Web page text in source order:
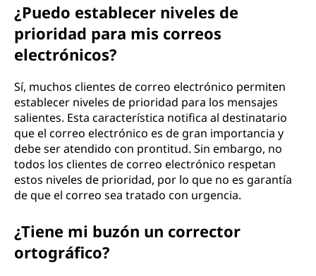
¿Puedo establecer niveles de
prioridad para mis correos
electrónicos?
Sí, muchos clientes de correo electrónico permiten
establecer niveles de prioridad para los mensajes
salientes. Esta característica notifica al destinatario
que el correo electrónico es de gran importancia y
debe ser atendido con prontitud. Sin embargo, no
todos los clientes de correo electrónico respetan
estos niveles de prioridad, por lo que no es garantía
de que el correo sea tratado con urgencia.
¿Tiene mi buzón un corrector
ortográfico?